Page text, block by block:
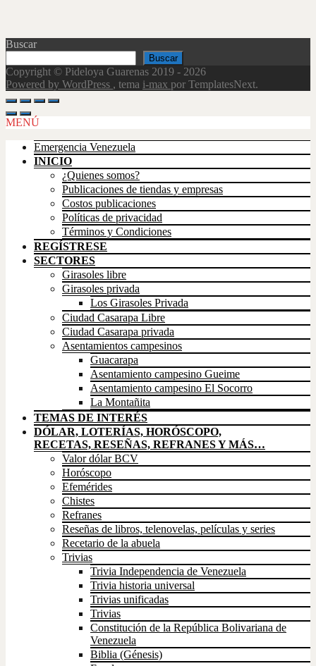
Buscar
Buscar
Copyright © Pideloya Guarenas 2019 - 2026
Powered by WordPress , tema i-max por TemplatesNext.
Scroll
Up
MENÚ
Emergencia Venezuela
INICIO
¿Quienes somos?
Publicaciones de tiendas y empresas
Costos publicaciones
Políticas de privacidad
Términos y Condiciones
REGÍSTRESE
SECTORES
Girasoles libre
Girasoles privada
Los Girasoles Privada
Ciudad Casarapa Libre
Ciudad Casarapa privada
Asentamientos campesinos
Guacarapa
Asentamiento campesino Gueime
Asentamiento campesino El Socorro
La Montañita
TEMAS DE INTERÉS
DÓLAR, LOTERÍAS, HORÓSCOPO,
RECETAS, RESEÑAS, REFRANES Y MÁS…
Valor dólar BCV
Horóscopo
Efemérides
Chistes
Refranes
Reseñas de libros, telenovelas, películas y series
Recetario de la abuela
Trivias
Trivia Independencia de Venezuela
Trivia historia universal
Trivias unificadas
Trivias
Constitución de la República Bolivariana de
Venezuela
Biblia (Génesis)